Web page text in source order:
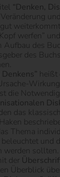
“Denken,
werfen”
Aufbau des
des
heißt
die
das
Thema
und
der
Überblick